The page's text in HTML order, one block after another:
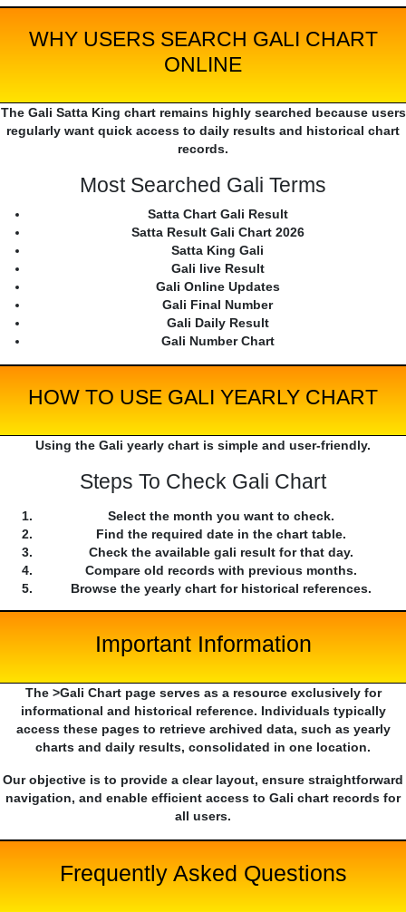
WHY USERS SEARCH GALI CHART
ONLINE
The Gali Satta King chart remains highly searched because users
regularly want quick access to daily results and historical chart
records.
Most Searched Gali Terms
Satta Chart Gali Result
Satta Result Gali Chart 2026
Satta King Gali
Gali live Result
Gali Online Updates
Gali Final Number
Gali Daily Result
Gali Number Chart
HOW TO USE GALI YEARLY CHART
Using the Gali yearly chart is simple and user-friendly.
Steps To Check Gali Chart
Select the month you want to check.
Find the required date in the chart table.
Check the available gali result for that day.
Compare old records with previous months.
Browse the yearly chart for historical references.
Important Information
The >Gali Chart page serves as a resource exclusively for
informational and historical reference. Individuals typically
access these pages to retrieve archived data, such as yearly
charts and daily results, consolidated in one location.
Our objective is to provide a clear layout, ensure straightforward
navigation, and enable efficient access to Gali chart records for
all users.
Frequently Asked Questions